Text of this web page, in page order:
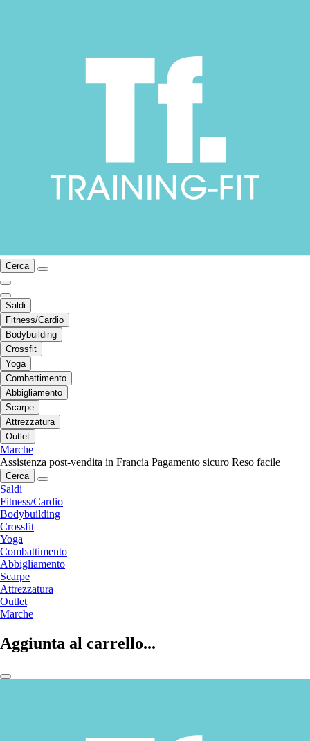
Cerca
Saldi
Fitness/Cardio
Bodybuilding
Crossfit
Yoga
Combattimento
Abbigliamento
Scarpe
Attrezzatura
Outlet
Marche
Assistenza post-vendita in Francia Pagamento sicuro Reso facile
Cerca
Saldi
Fitness/Cardio
Bodybuilding
Crossfit
Yoga
Combattimento
Abbigliamento
Scarpe
Attrezzatura
Outlet
Marche
Aggiunta al carrello...